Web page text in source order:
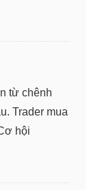
từ chênh
Trader mua
hội